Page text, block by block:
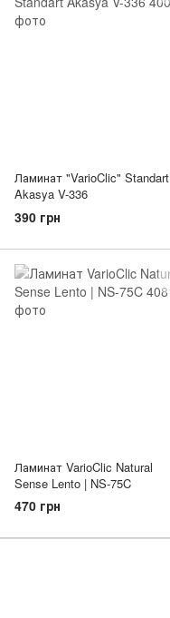
Ламинат "VarioClic" Standart
Akasya V-336
390 грн
Ламинат VarioClic Natural
Sense Lento | NS-75C
470 грн